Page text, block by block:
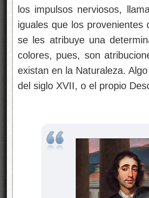
los impulsos nerviosos,
iguales que los
se les atribuye una
colores, pues, son
existan en la Naturaleza.
del siglo XVII, o el propio